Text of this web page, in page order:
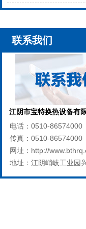
联系我们
江阴市宝特换热设备有
电话：0510-86574000
传真：0510-86574000
网址：http://
地址：江阴峭岐工业园